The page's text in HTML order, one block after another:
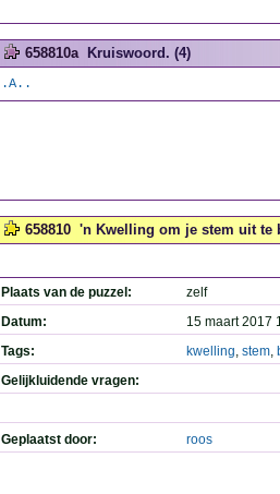
658810a Kruiswoord. (4)
.A..
658810 'n Kwelling om je stem uit te
Plaats van de puzzel:
zelf
Datum:
15 maart 2017
Tags:
kwelling, stem,
Gelijkluidende vragen:
Geplaatst door: roos